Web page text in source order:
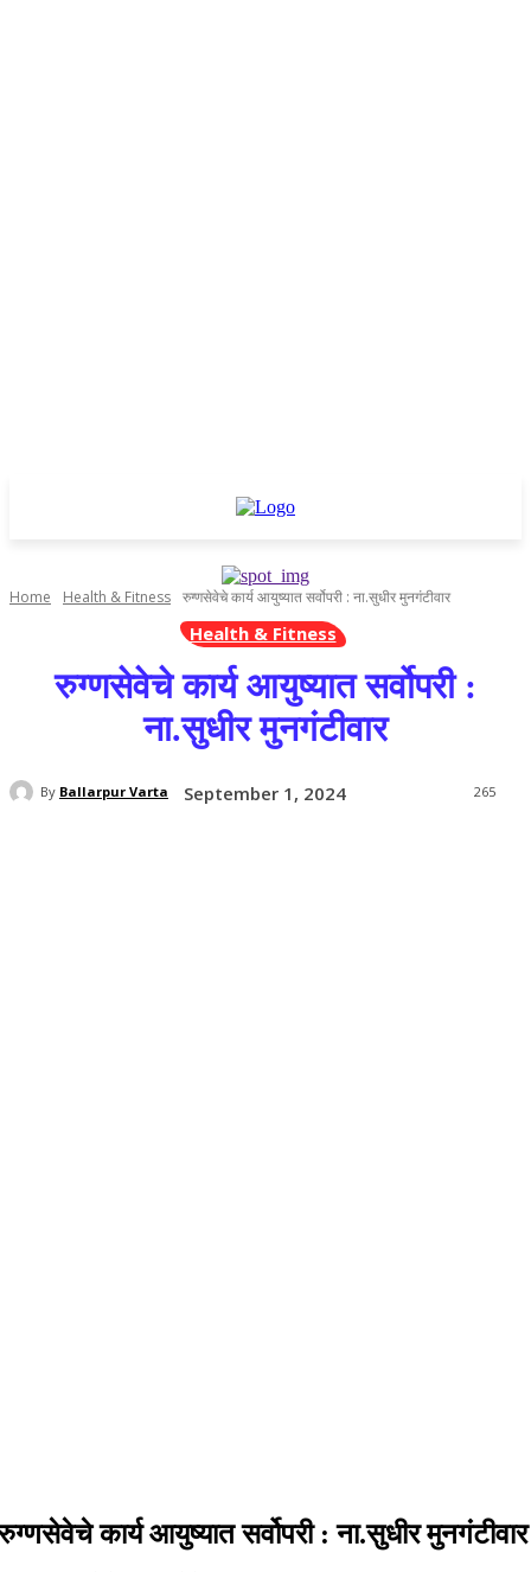
Home Health & Fitness रुग्णसेवेचे कार्य आयुष्यात सर्वोपरी : ना.सुधीर मुनगंटीवार
Health & Fitness
रुग्णसेवेचे कार्य आयुष्यात सर्वोपरी :
ना.सुधीर मुनगंटीवार
By Ballarpur Varta September 1, 2024 265
कार्य आयुष्यात सर्वोपरी : ना.सुधीर मुनगंटीवार